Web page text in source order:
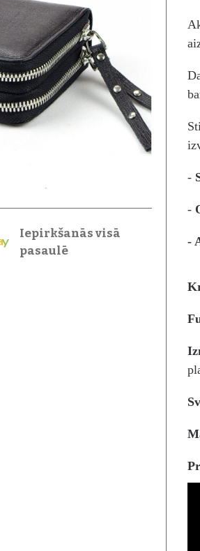
Iepirkšanās visā
pasaulē
-
-
-